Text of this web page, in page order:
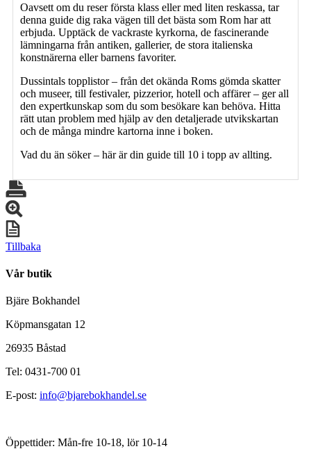
Oavsett om du reser första klass eller med liten reskassa, tar
denna guide dig raka vägen till det bästa som Rom har att
erbjuda. Upptäck de vackraste kyrkorna, de fascinerande
lämningarna från antiken, gallerier, de stora italienska
konstnärerna eller barnens favoriter.
Dussintals topplistor – från det okända Roms gömda skatter
och museer, till festivaler, pizzerior, hotell och affärer – ger all
den expertkunskap som du som besökare kan behöva. Hitta
rätt utan problem med hjälp av den detaljerade utvikskartan
och de många mindre kartorna inne i boken.
Vad du än söker – här är din guide till 10 i topp av allting.
Tillbaka
Vår butik
Bjäre Bokhandel
Köpmansgatan 12
26935 Båstad
Tel: 0431-700 01
E-post: info@bjarebokhandel.se
Öppettider: Mån-fre 10-18, lör 10-14